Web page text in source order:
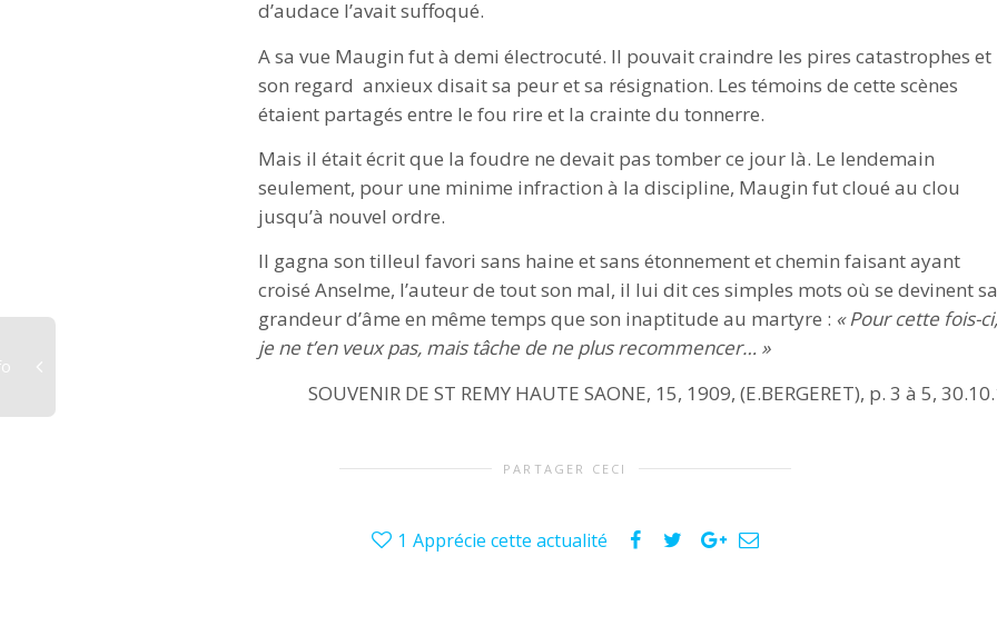
d’audace l’avait suffoqué.
A sa vue Maugin fut à demi électrocuté. Il pouvait craindre les pires catastrophes et
son regard anxieux disait sa peur et sa résignation. Les témoins de cette scènes
étaient partagés entre le fou rire et la crainte du tonnerre.
Mais il était écrit que la foudre ne devait pas tomber ce jour là. Le lendemain
seulement, pour une minime infraction à la discipline, Maugin fut cloué au clou
jusqu’à nouvel ordre.
Il gagna son tilleul favori sans haine et sans étonnement et chemin faisant ayant
croisé Anselme, l’auteur de tout son mal, il lui dit ces simples mots où se devinent sa
grandeur d’âme en même temps que son inaptitude au martyre : « Pour cette fois-ci,
je ne t’en veux pas, mais tâche de ne plus recommencer… »
SOUVENIR DE ST REMY HAUTE SAONE, 15, 1909, (E.BERGERET), p. 3 à 5,
PARTAGER CECI
1 Apprécie cette actualité